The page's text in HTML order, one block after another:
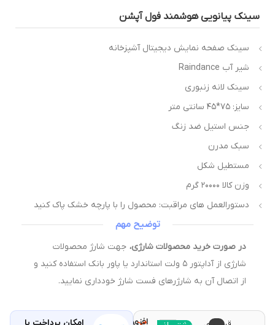
پیانویی هوشمند فول آپشن
سینک صفحه نمایش دیجیتال آشپزخانه
شیر آب Raindance
سینک لانه زنبوری
سایز: ۷۵*۴۵ سانتی متر
جنس استیل ضد زنگ
سبک مدرن
مستطیل شکل
وزن کالا ۲۰۰۰۰ گرم
دستورالعمل های مراقبت: محصول را با پارچه خشک پاک کنید
توضیح مهم
در صورت خرید محصولات شارژی،جهت شارژ محصولات
شارژی از آداپتور ۵ ولت استاندارد یا پاور بانک استفاده کنید و
از اتصال آن به شارژرهای فست شارژ خودداری نمایید.
افزودن
امکان پرداخت با